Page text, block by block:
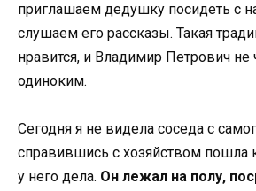
приглашаем дедушку посидеть с
слушаем его рассказы. Такая
нравится, и Владимир Петрович не
одиноким.
Сегодня я не видела соседа с
справившись с хозяйством пошла
у него дела. Он лежал на полу,